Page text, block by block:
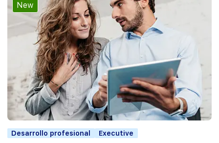
New
Desarrollo profesional Executive